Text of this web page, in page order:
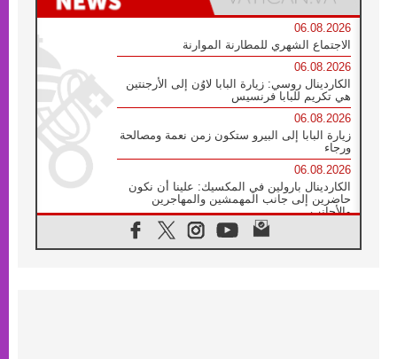
06.08.2026
الاجتماع الشهري للمطارنة الموارنة
06.08.2026
الكاردينال روسي: زيارة البابا لاوُن إلى الأرجنتين
هي تكريم للبابا فرنسيس
06.08.2026
زيارة البابا إلى البيرو ستكون زمن نعمة ومصالحة
ورجاء
06.08.2026
الكاردينال بارولين في المكسيك: علينا أن نكون
حاضرين إلى جانب المهمشين والمهاجرين
والأجانب
البابا لاوُن الرابع عشر للشباب في أسيزي: